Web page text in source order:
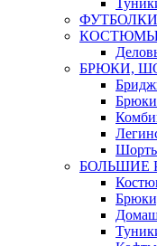
БРЮКИ,
Брюки
БОЛЬШИЕ